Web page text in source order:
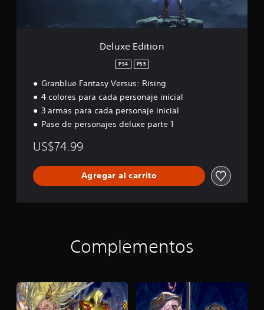
Deluxe Edition
PS4 PS5
Granblue Fantasy Versus: Rising
4 colores para cada personaje inicial
3 armas para cada personaje inicial
Pase de personajes deluxe parte 1
US$74.99
Agregar al carrito
Complementos